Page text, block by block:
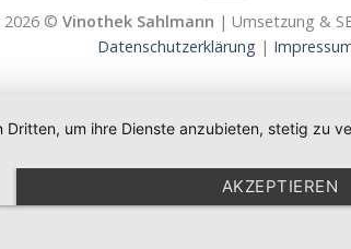
2026 © Vinothek Sahlmann | Umsetzung &
Datenschutzerklärung |
um ihre Dienste anzubieten, stetig zu
AKZEPTIEREN